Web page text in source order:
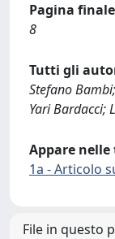
Pagina finale
8
Tutti gli
Stefano
Yari Bardacci;
Appare
1a - Articolo
File in questo